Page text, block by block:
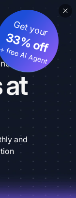
at
Get your
33% off
free AI Agent
and